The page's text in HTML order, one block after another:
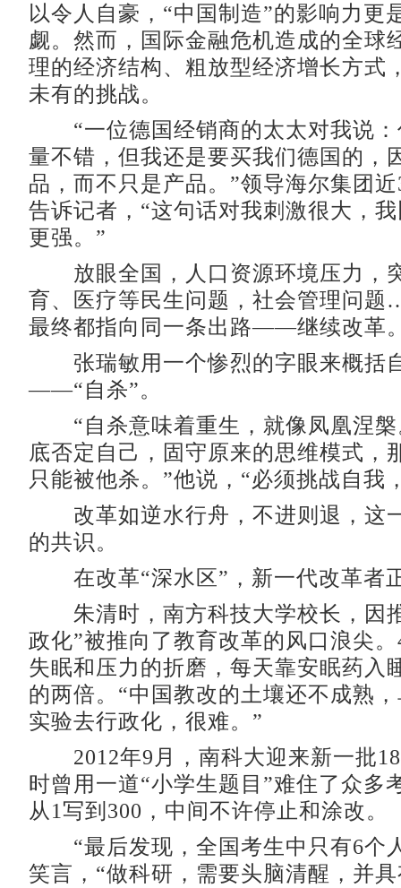
以令人自豪，“中国制造”的影响力更
觑。然而，国际金融危机造成的全球
理的经济结构、粗放型经济增长方式
未有的挑战。
“一位德国经销商的太太对我说：
量不错，但我还是要买我们德国的，
品，而不只是产品。”领导海尔集团
告诉记者，“这句话对我刺激很大，
更强。”
放眼全国，人口资源环境压力，
育、医疗等民生问题，社会管理问
最终都指向同一条出路——继续改革
张瑞敏用一个惨烈的字眼来概括
——“自杀”。
“自杀意味着重生，就像凤凰涅槃
底否定自己，固守原来的思维模式，
只能被他杀。”他说，“必须挑战自我
改革如逆水行舟，不进则退，这
的共识。
在改革“深水区”，新一代改革者
朱清时，南方科技大学校长，因
政化”被推向了教育改革的风口浪尖
失眠和压力的折磨，每天靠安眠药入
的两倍。“中国教改的土壤还不成熟
实验去行政化，很难。”
2012年9月，南科大迎来新一批
时曾用一道“小学生题目”难住了众多
从1写到300，中间不许停止和涂改。
“最后发现，全国考生中只有6个
笑言，“做科研，需要头脑清醒，并